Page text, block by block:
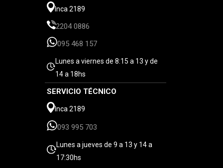
Inca 2189
2204 0886
095 468 157
Lunes a viernes de 8:15 a 13 y de
14 a 18hs
SERVICIO TÉCNICO
Inca 2189
093 995 703
Lunes a jueves de 9 a 13 y 14 a
17:30hs